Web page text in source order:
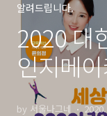
알려드립니다.
2020 대
인지메
(12.3)
by 서울나그네